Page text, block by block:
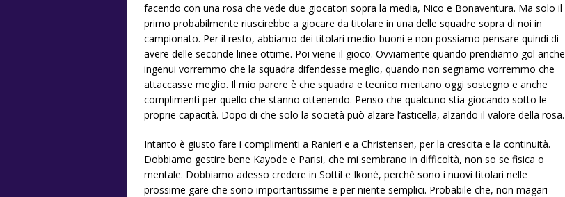
facendo con una rosa che vede due giocatori sopra la media, Nico e Bonaventura. Ma solo il
primo probabilmente riuscirebbe a giocare da titolare in una delle squadre sopra di noi in
campionato. Per il resto, abbiamo dei titolari medio-buoni e non possiamo pensare quindi di
avere delle seconde linee ottime. Poi viene il gioco. Ovviamente quando prendiamo gol anche
ingenui vorremmo che la squadra difendesse meglio, quando non segnamo vorremmo che
attaccasse meglio. Il mio parere è che squadra e tecnico meritano oggi sostegno e anche
complimenti per quello che stanno ottenendo. Penso che qualcuno stia giocando sotto le
proprie capacità. Dopo di che solo la società può alzare l’asticella, alzando il valore della rosa.
Intanto è giusto fare i complimenti a Ranieri e a Christensen, per la crescita e la continuità.
Dobbiamo gestire bene Kayode e Parisi, che mi sembrano in difficoltà, non so se fisica o
mentale. Dobbiamo adesso credere in Sottil e Ikoné, perchè sono i nuovi titolari nelle
prossime gare che sono importantissime e per niente semplici. Probabile che, non magari